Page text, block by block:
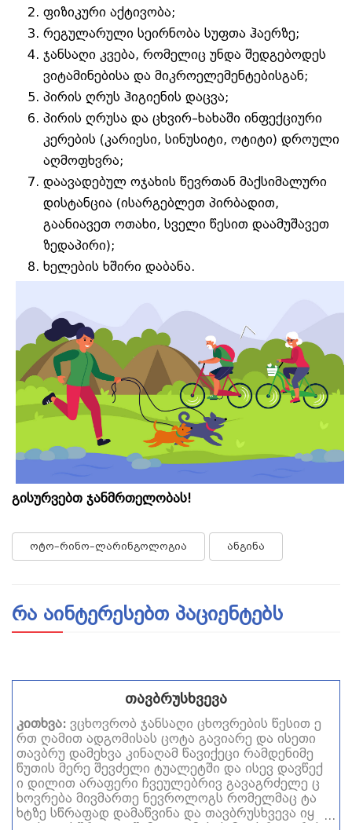
ფიზიკური აქტივობა;
რეგულარული სეირნობა სუფთა ჰაერზე;
ჯანსაღი კვება, რომელიც უნდა შედგებოდეს
ვიტამინებისა და მიკროელემენტებისგან;
პირის ღრუს ჰიგიენის დაცვა;
პირის ღრუსა და ცხვირ–ხახაში ინფექციური
კერების (კარიესი, სინუსიტი, ოტიტი) დროული
აღმოფხვრა;
დაავადებულ ოჯახის წევრთან მაქსიმალური
დისტანცია (ისარგებლეთ პირბადით,
გაანიავეთ ოთახი, სველი წესით დაამუშავეთ
ზედაპირი);
ხელების ხშირი დაბანა.
გისურვებთ ჯანმრთელობას!
ოტო–რინო–ლარინგოლოგია ანგინა
რა აინტერესებთ პაციენტებს
თავბრუსხვევა
კითხვა: ვცხოვრობ ჯანსაღი ცხოვრების წესით ე
რთ ღამით ადგომისას ცოტა გავიარე და ისეთი
თავბრუ დამეხვა კინაღამ წავიქეცი რამდენიმე
წუთის მერე შევძელი ტუალეტში და ისევ დავწექ
ი დილით არაფერი ჩვეულებრივ გავაგრძელე ც
ხოვრება მივმართე ნევროლოგს რომელმაც ტა
ხტზე სწრაფად დამაწვინა და თავბრუსხვევა იყ